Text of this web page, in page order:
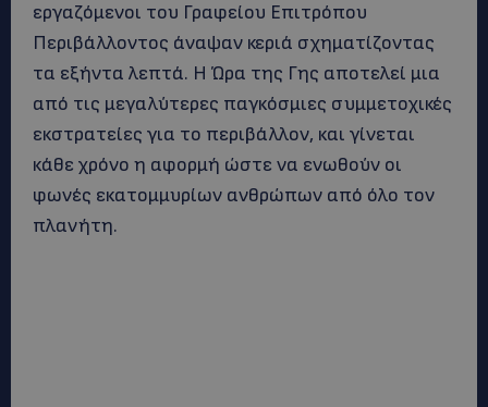
εργαζόμενοι του Γραφείου Επιτρόπου
Περιβάλλοντος άναψαν κεριά σχηματίζοντας
τα εξήντα λεπτά. Η Ώρα της Γης αποτελεί μια
από τις μεγαλύτερες παγκόσμιες συμμετοχικές
εκστρατείες για το περιβάλλον, και γίνεται
κάθε χρόνο η αφορμή ώστε να ενωθούν οι
φωνές εκατομμυρίων ανθρώπων από όλο τον
πλανήτη.